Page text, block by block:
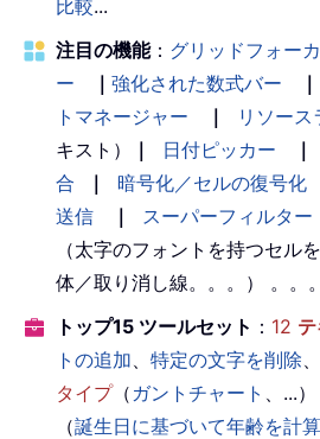
比較...
注目の機能： グリッドフォー
ー
｜ 強化された数式バー ｜
トマネージャー
｜ リソース
キスト）
｜ 日付ピッカー ｜
合
｜ 暗号化／セルの復号化
送信
｜ スーパーフィルター
（太字のフォントを持つセル
体／取り消し線。。。） 。。。
トップ15 ツールセット ： 12
トの追加
特定の文字を削除
タイプ（ ガントチャート 、...）
（誕生日に基づいて年齢を計